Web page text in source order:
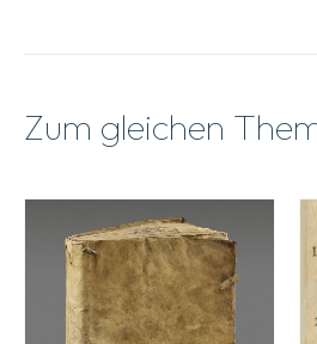
Zum gleichen